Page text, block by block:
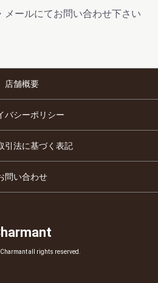
メールにてお問い合わせ下さい
店舗概要
バシーポリシー
引法に基づく表記
問い合わせ
all rights reserved.